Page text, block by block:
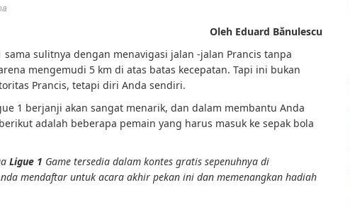
Oleh Eduard Bănulescu
sama sulitnya dengan menavigasi jalan -jalan Prancis tanpa
mengemudi 5 km di atas batas kecepatan. Tapi ini bukan
Prancis, tetapi diri Anda sendiri.
1 berjanji akan sangat menarik, dan dalam membantu Anda
adalah beberapa pemain yang harus masuk ke sepak bola
Ligue 1 Game tersedia dalam kontes gratis sepenuhnya di
mendaftar untuk acara akhir pekan ini dan memenangkan hadiah